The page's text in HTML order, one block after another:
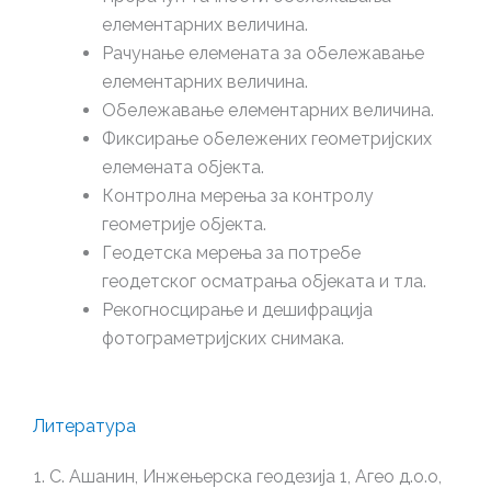
елементарних величина.
Рачунање елемената за обележавање
елементарних величина.
Обележавање елементарних величина.
Фиксирање обележених геометријских
елемената објекта.
Контролна мерења за контролу
геометрије објекта.
Геодетска мерења за потребе
геодетског осматрања објеката и тла.
Рекогносцирање и дешифрација
фотограметријских снимака.
Литература
С. Ашанин, Инжењерска геодезија 1, Агео д.о.о,